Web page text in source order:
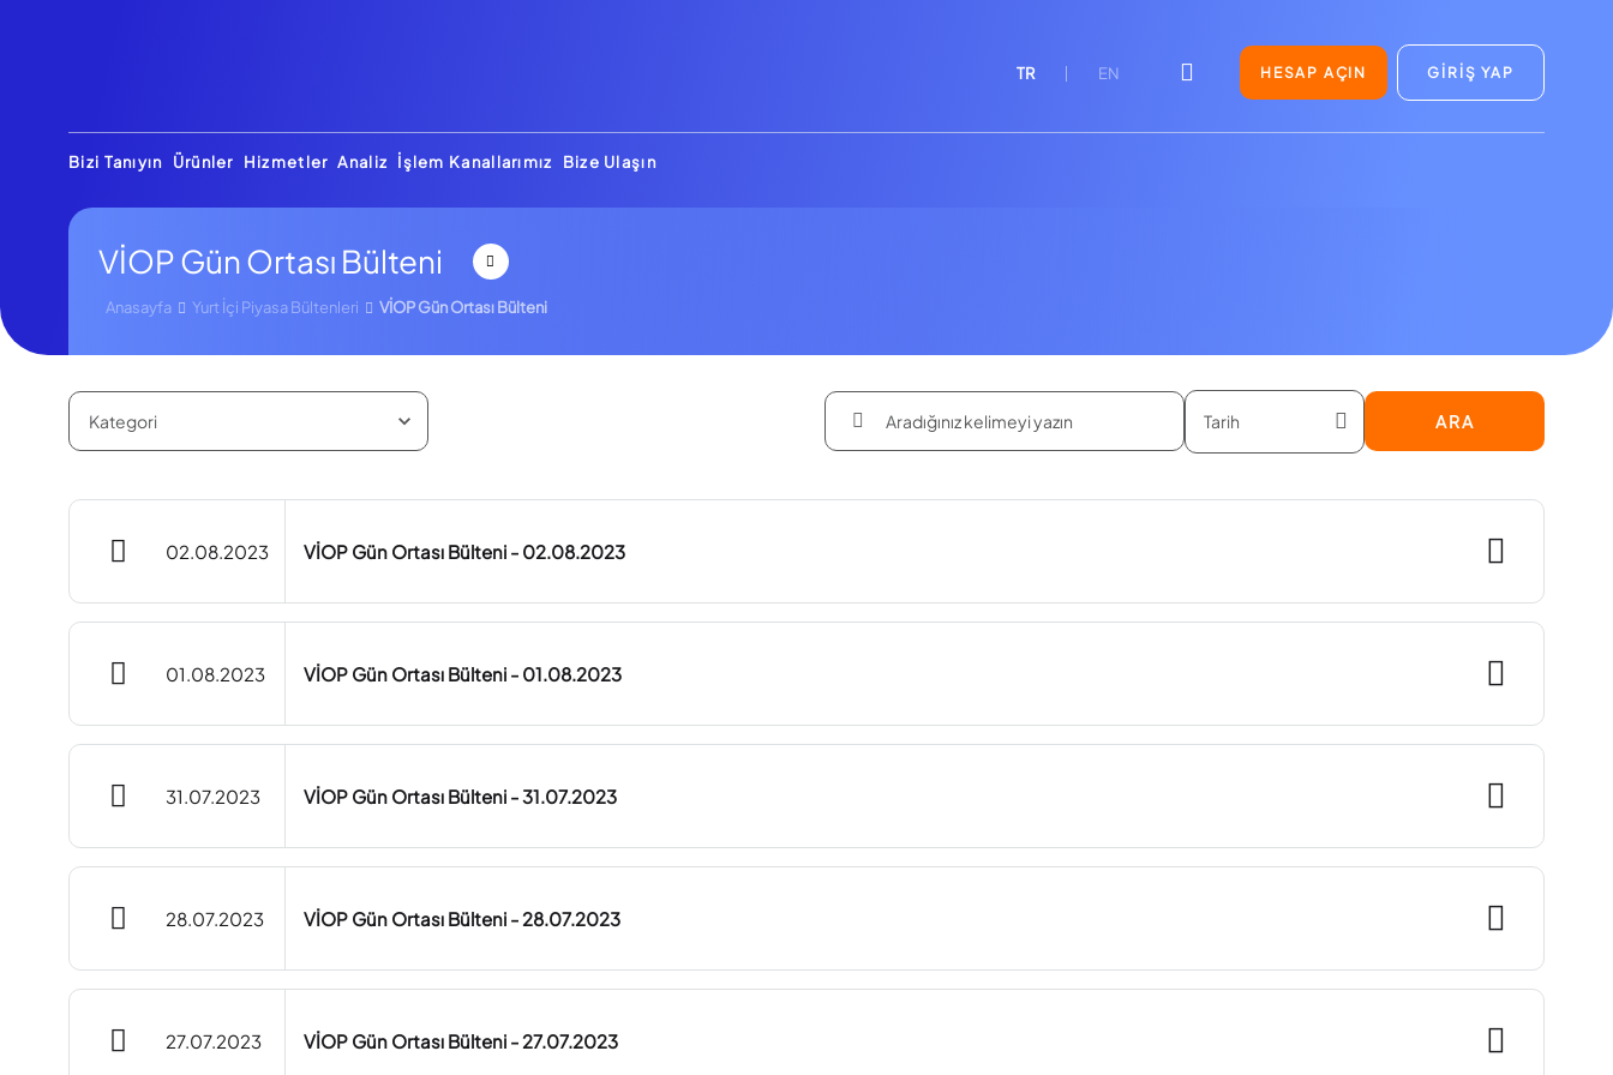
TR EN HESAP AÇIN GİRİŞ YAP
Bizi Tanıyın Ürünler Hizmetler Analiz İşlem Kanallarımız Bize Ulaşın
VİOP Gün Ortası Bülteni
Anasayfa Yurt İçi Piyasa Bültenleri VİOP Gün Ortası Bülteni
ARA
02.08.2023 VİOP Gün Ortası Bülteni - 02.08.2023
01.08.2023 VİOP Gün Ortası Bülteni - 01.08.2023
31.07.2023 VİOP Gün Ortası Bülteni - 31.07.2023
28.07.2023 VİOP Gün Ortası Bülteni - 28.07.2023
27.07.2023 VİOP Gün Ortası Bülteni - 27.07.2023